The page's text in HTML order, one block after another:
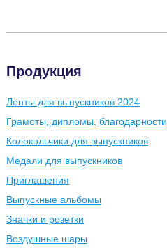
Продукция
Ленты для выпускников 2024
Грамоты, дипломы, благодарности
Колокольчики для выпускников
Медали для выпускников
Приглашения
Выпускные альбомы
Значки и розетки
Воздушные шары